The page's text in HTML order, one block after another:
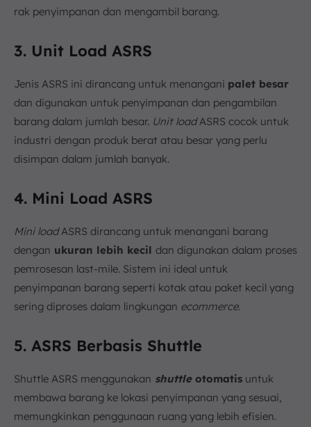
rak penyimpanan dan mengambil barang.
3. Unit Load ASRS
Jenis ASRS ini dirancang untuk menangani palet besar
dan digunakan untuk penyimpanan dan pengambilan
barang dalam jumlah besar. Unit loadASRS cocok untuk
industri dengan produk berat atau besar yang perlu
disimpan dalam jumlah banyak.
4. Mini Load ASRS
Mini loadASRS dirancang untuk menangani barang
dengan ukuran lebih kecil dan digunakan dalam proses
pemrosesan last-mile. Sistem ini ideal untuk
penyimpanan barang seperti kotak atau paket kecil yang
sering diproses dalam lingkungan ecommerce.
5. ASRS Berbasis Shuttle
Shuttle ASRS menggunakan shuttleotomatis untuk
membawa barang ke lokasi penyimpanan yang sesuai,
memungkinkan penggunaan ruang yang lebih efisien.